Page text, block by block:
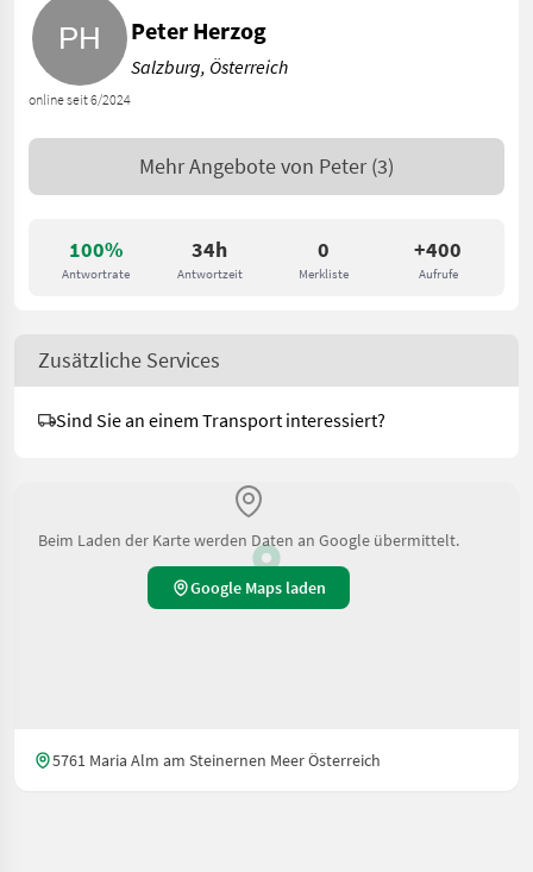
100%
Antwortrate
34h
Antwortzeit
0
Merkliste
+400
Aufrufe
online seit 6/2024
Peter Herzog
Salzburg, Österreich
Mehr Angebote von Peter (3)
Zusätzliche Services
Sind Sie an einem Transport interessiert?
Beim Laden der Karte werden Daten an Google übermittelt.
Google Maps laden
5761 Maria Alm am Steinernen Meer Österreich